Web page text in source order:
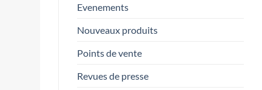
Evenements
Nouveaux produits
Points de vente
Revues de presse